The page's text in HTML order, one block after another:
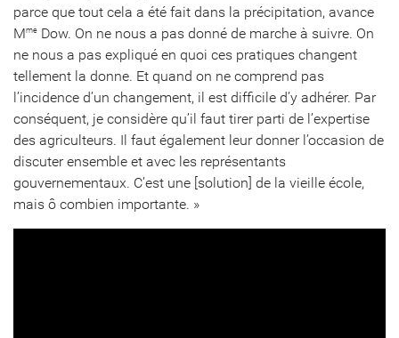
parce que tout cela a été fait dans la précipitation, avance
Mme Dow. On ne nous a pas donné de marche à suivre. On
ne nous a pas expliqué en quoi ces pratiques changent
tellement la donne. Et quand on ne comprend pas
l’incidence d’un changement, il est difficile d’y adhérer. Par
conséquent, je considère qu’il faut tirer parti de l’expertise
des agriculteurs. Il faut également leur donner l’occasion de
discuter ensemble et avec les représentants
gouvernementaux. C’est une [solution] de la vieille école,
mais ô combien importante. »